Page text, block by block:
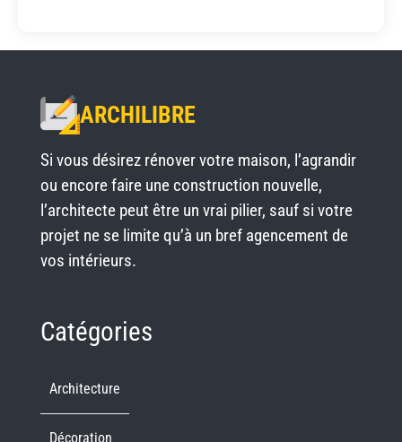
ARCHILIBRE
Si vous désirez rénover votre maison, l’agrandir
ou encore faire une construction nouvelle,
l’architecte peut être un vrai pilier, sauf si votre
projet ne se limite qu’à un bref agencement de
vos intérieurs.
Catégories
Architecture
Décoration